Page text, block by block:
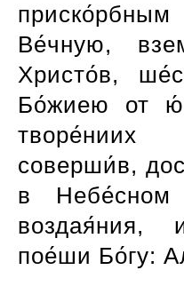
Ве́чную,
Христо́в,
Бо́жиею от
творе́ниих
соверши́в,
в Небе́сном
воздая́ния,
пое́ши Бо́гу: